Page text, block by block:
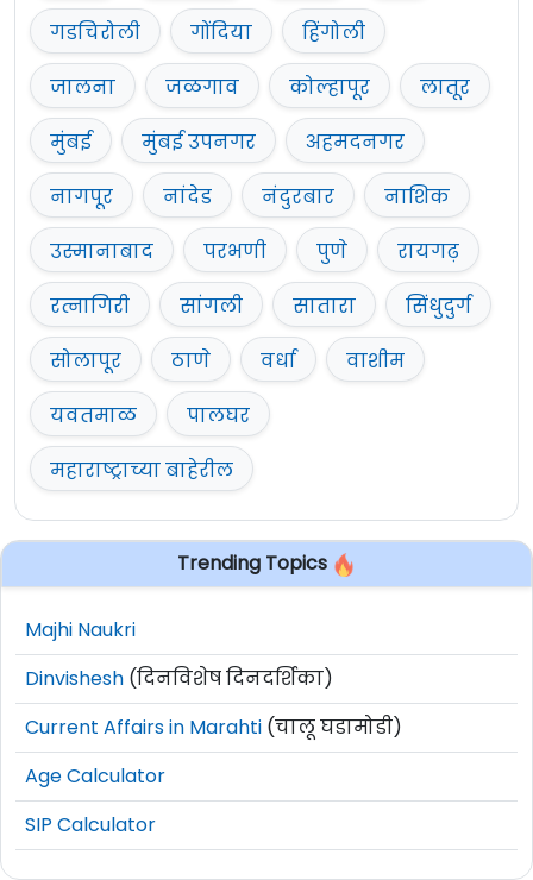
गडचिरोली
गोंदिया
हिंगोली
जालना
जळगाव कोल्हापूर
लातूर
मुंबई
मुंबई उपनगर
अहमदनगर
नागपूर
नांदेड नंदुरबार
नाशिक
उस्मानाबाद
परभणी पुणे
रायगढ़
रत्नागिरी
सांगली सातारा
सिंधुदुर्ग
सोलापूर
ठाणे वर्धा
वाशीम
यवतमाळ
पालघर
महाराष्ट्राच्या बाहेरील
Trending Topics
Majhi Naukri
Dinvishesh (दिनविशेष दिनदर्शिका)
Current Affairs in Marahti (चालू घडामोडी)
Age Calculator
SIP Calculator